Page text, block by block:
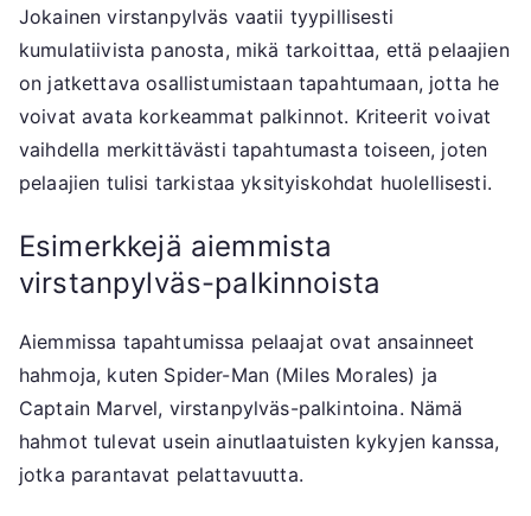
Jokainen virstanpylväs vaatii tyypillisesti
kumulatiivista panosta, mikä tarkoittaa, että pelaajien
on jatkettava osallistumistaan tapahtumaan, jotta he
voivat avata korkeammat palkinnot. Kriteerit voivat
vaihdella merkittävästi tapahtumasta toiseen, joten
pelaajien tulisi tarkistaa yksityiskohdat huolellisesti.
Esimerkkejä aiemmista
virstanpylväs-palkinnoista
Aiemmissa tapahtumissa pelaajat ovat ansainneet
hahmoja, kuten Spider-Man (Miles Morales) ja
Captain Marvel, virstanpylväs-palkintoina. Nämä
hahmot tulevat usein ainutlaatuisten kykyjen kanssa,
jotka parantavat pelattavuutta.